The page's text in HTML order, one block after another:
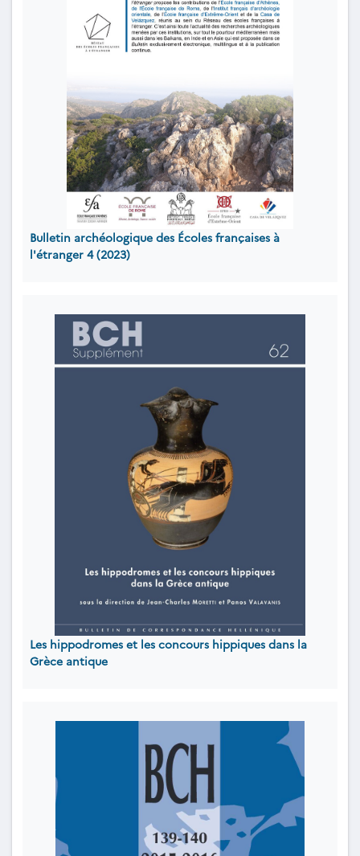
Bulletin archéologique des Écoles françaises à
l'étranger 4 (2023)
Les hippodromes et les concours hippiques dans la
Grèce antique